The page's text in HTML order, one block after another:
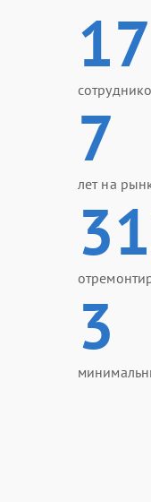
17
7
лет на
3